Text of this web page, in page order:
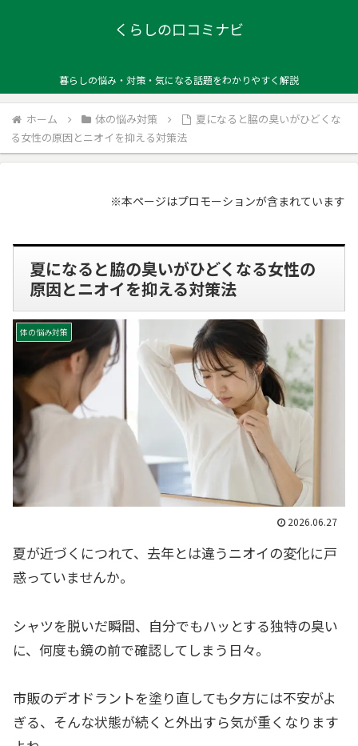
くらしの口コミナビ
暮らしの悩み・対策・気になる話題をわかりやすく解説
ホーム 体の悩み対策
夏になると脇の臭いがひどくな
る女性の原因とニオイを抑える対策法
※本ページはプロモーションが含まれています
夏になると脇の臭いがひどくなる女性の
原因とニオイを抑える対策法
体の悩み対策
2026.06.27
夏が近づくにつれて、去年とは違うニオイの変化に戸
惑っていませんか。
シャツを脱いだ瞬間、自分でもハッとする独特の臭い
に、何度も鏡の前で確認してしまう日々。
市販のデオドラントを塗り直しても夕方には不安がよ
ぎる、そんな状態が続くと外出すら気が重くなります